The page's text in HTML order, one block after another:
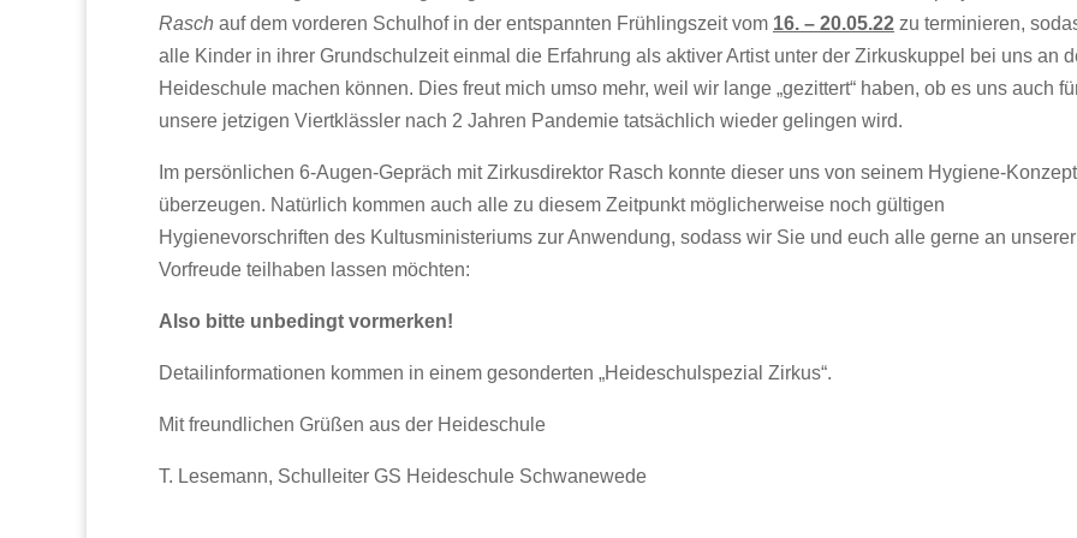
Rasch auf dem vorderen Schulhof in der entspannten Frühlingszeit vom 16. – 20.05.22 zu terminieren,
alle Kinder in ihrer Grundschulzeit einmal die Erfahrung als aktiver Artist unter der Zirkuskuppel bei uns an
Heideschule machen können. Dies freut mich umso mehr, weil wir lange „gezittert“ haben, ob es uns auch
unsere jetzigen Viertklässler nach 2 Jahren Pandemie tatsächlich wieder gelingen wird.
Im persönlichen 6-Augen-Gepräch mit Zirkusdirektor Rasch konnte dieser uns von seinem Hygiene-Konzept
überzeugen. Natürlich kommen auch alle zu diesem Zeitpunkt möglicherweise noch gültigen
Hygienevorschriften des Kultusministeriums zur Anwendung, sodass wir Sie und euch alle gerne an unserer
Vorfreude teilhaben lassen möchten:
Also bitte unbedingt vormerken!
Detailinformationen kommen in einem gesonderten „Heideschulspezial Zirkus“.
Mit freundlichen Grüßen aus der Heideschule
T. Lesemann, Schulleiter GS Heideschule Schwanewede